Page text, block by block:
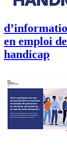
en emploi
handicap